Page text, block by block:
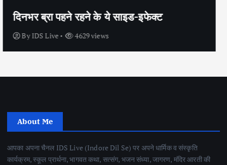
सेक्स के अलावा भी कंडोम का उपयोग है?
ByIDS Live 4438 views
About Me
आपका अपना चैनल IDS Live (Indore Dil Se) पर अपने धार्मिक व संस्कृति
कार्यक्रम, स्कूल प्रार्थना, भागवत कथा, सत्संग, भजन संध्या, जागरण, मंदिर आरती की